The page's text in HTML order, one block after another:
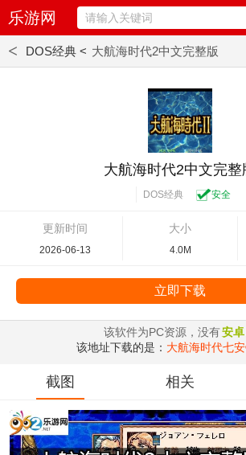
乐游网
< DOS经典 < 大航海时代2中文完整版
大航海时代2中文完整
DOS经典 安全
更新时间
2026-06-13
大小
4.0M
立即下载
该软件为PC资源，没有安卓
该地址下载的是： 大航海时代七
截图 相关